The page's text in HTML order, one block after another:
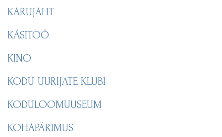
KARUJAHT
KÄSITÖÖ
KINO
KODU-UURIJATE KLUBI
KODULOOMUUSEUM
KOHAPÄRIMUS